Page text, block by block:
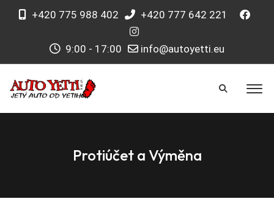
+420 775 988 402 +420 777 642 221
9:00 - 17:00 info@autoyetti.eu
Protiúčet a Výměna